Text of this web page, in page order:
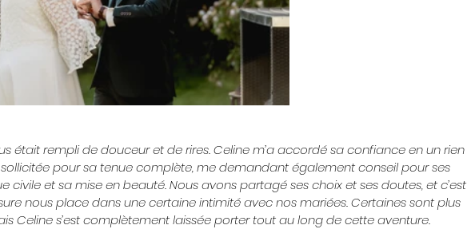
était rempli de douceur et de rires. Celine m’a accordé sa confiance en un rien
pour sa tenue complète, me demandant également conseil pour ses
civile et sa mise en beauté. Nous avons partagé ses choix et ses doutes, et c’est
nous place dans une certaine intimité avec nos mariées. Certaines sont plus
Celine s’est complètement laissée porter tout au long de cette aventure.